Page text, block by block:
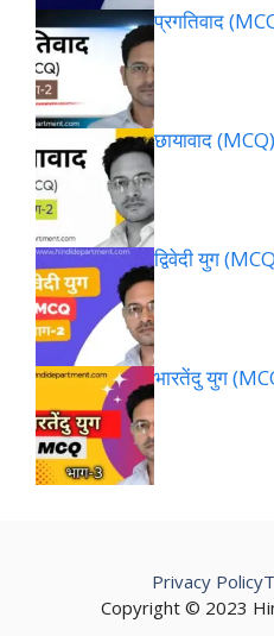
प्रगतिवाद
छायावाद
द्विवेदी युग
भारतेंदु युग
Copyright © 2023
Privacy Policy